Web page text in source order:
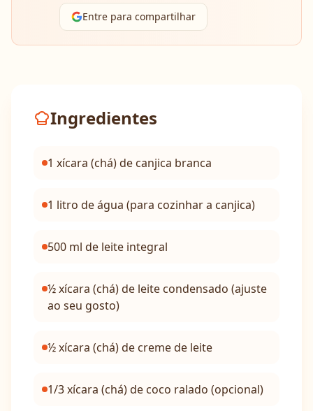
Entre para compartilhar
Ingredientes
1 xícara (chá) de canjica branca
1 litro de água (para cozinhar a canjica)
500 ml de leite integral
½ xícara (chá) de leite condensado (ajuste
ao seu gosto)
½ xícara (chá) de creme de leite
1/3 xícara (chá) de coco ralado (opcional)